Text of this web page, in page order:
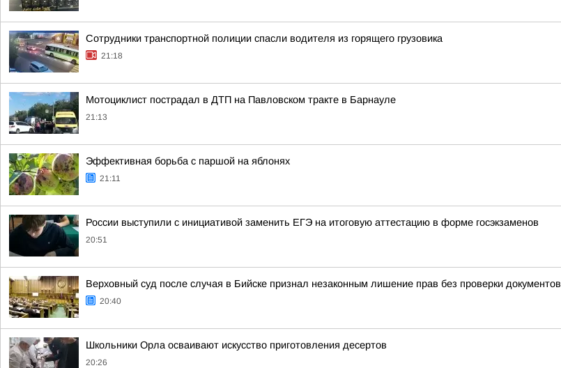
Сотрудники транспортной полиции спасли водителя из горящего грузовика
21:18
Мотоциклист пострадал в ДТП на Павловском тракте в Барнауле
21:13
Эффективная борьба с паршой на яблонях
21:11
России выступили с инициативой заменить ЕГЭ на итоговую аттестацию в форме госэкзаменов
20:51
Верховный суд после случая в Бийске признал незаконным лишение прав без проверки документов
20:40
Школьники Орла осваивают искусство приготовления десертов
20:26